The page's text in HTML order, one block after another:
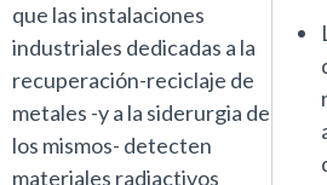
que las instalaciones
industriales dedicadas a la
recuperación-reciclaje de
metales -y a la siderurgia de
los mismos- detecten
materiales radiactivos